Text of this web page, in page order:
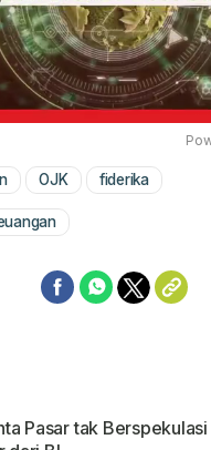
OJK fiderika
Pasar tak